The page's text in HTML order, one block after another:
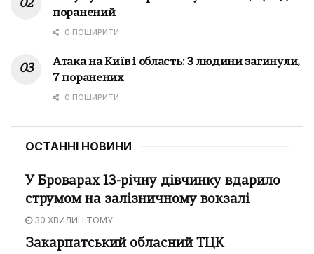
поранений
0 ПОШИРИТИ
Атака на Київ і область: 3 людини загинули,
7 поранених
0 ПОШИРИТИ
ОСТАННІ НОВИНИ
У Броварах 13-річну дівчинку вдарило
струмом на залізничному вокзалі
30 ХВИЛИН ТОМУ
Закарпатський обласний ТЦК